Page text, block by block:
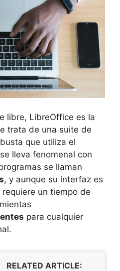
libre, LibreOffice es la
trata de una suite de
que utiliza el
lleva fenomenal con
se llaman
, y aunque su interfaz es
un tiempo de
para cualquier
RELATED ARTICLE: